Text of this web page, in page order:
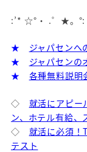
:’* ☆°・ .゜★。
★
ジャパセンへ
★
ジャパセンの
★
各種無料説明
◇ 就活にアピー
ン、ホテル有給、
◇ 就活に必須！
テスト